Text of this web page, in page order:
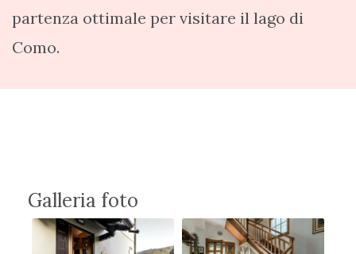
partenza ottimale per visitare il lago di
Como.
Galleria foto